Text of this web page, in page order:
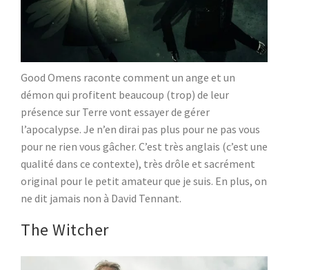
Good Omens raconte comment un ange et un
démon qui profitent beaucoup (trop) de leur
présence sur Terre vont essayer de gérer
l’apocalypse. Je n’en dirai pas plus pour ne pas vous
pour ne rien vous gâcher. C’est très anglais (c’est une
qualité dans ce contexte), très drôle et sacrément
original pour le petit amateur que je suis. En plus, on
ne dit jamais non à David Tennant.
The Witcher